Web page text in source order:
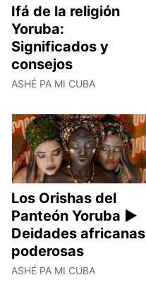
Ifá de la religión
Yoruba:
Significados y
consejos
ASHÉ PA MI CUBA
Los Orishas del
Panteón Yoruba ►
Deidades africanas
poderosas
ASHÉ PA MI CUBA